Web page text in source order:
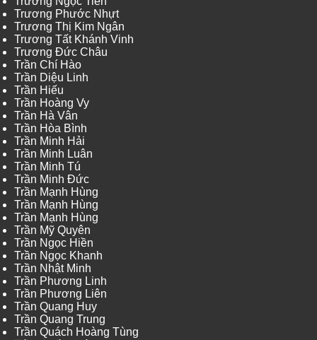
Trương Phước Nhựt
Trương Thị Kim Ngân
Trương Tất Khánh Vinh
Trương Đức Châu
Trần Chí Hào
Trần Diệu Linh
Trần Hiếu
Trần Hoàng Vy
Trần Hà Vân
Trần Hòa Bình
Trần Minh Hải
Trần Minh Luân
Trần Minh Tú
Trần Minh Đức
Trần Mạnh Hùng
Trần Mạnh Hùng
Trần Mạnh Hùng
Trần Mỹ Quyên
Trần Ngọc Hiền
Trần Ngọc Khanh
Trần Nhật Minh
Trần Phương Linh
Trần Phương Liên
Trần Quang Huy
Trần Quang Trung
Trần Quách Hoàng Tùng